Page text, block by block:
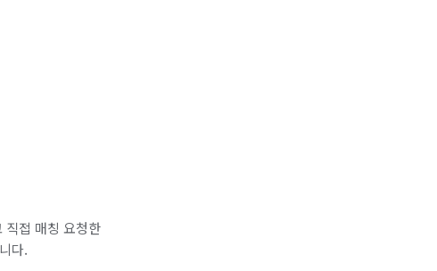
직접 매칭 요청한
다.